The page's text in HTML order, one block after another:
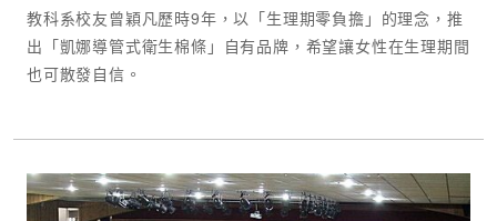
教科系校友曾穎凡歷時9年，以「生理期零負擔」的理念，推
出「凱娜導管式衛生棉條」自有品牌，希望讓女性在生理期間
也可散發自信。